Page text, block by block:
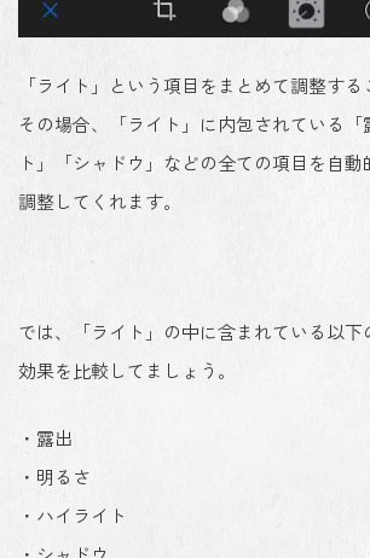
「ライト」という項目をまとめて調整する
その場合、「ライト」に内包されている「
ト」「シャドウ」などの全ての項目を自動
調整してくれます。
では、「ライト」の中に含まれている以下
効果を比較してましょう。
・露出
・明るさ
・ハイライト